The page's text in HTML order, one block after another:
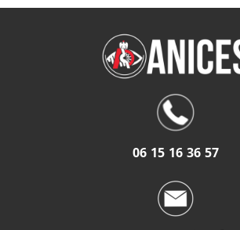
06 15 16 36 57